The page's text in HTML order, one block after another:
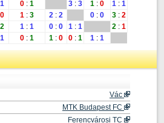
1 0 : 1 3 : 3 1 : 0 1 : 1
0 1 : 3 2 : 2 0 : 0 3 : 2
2 1 : 1 0 : 0 1 : 1 2 : 1
1 0 : 1 1 : 0 0 : 1 1 : 1
Vác
MTK Budapest FC
Ferencvárosi TC